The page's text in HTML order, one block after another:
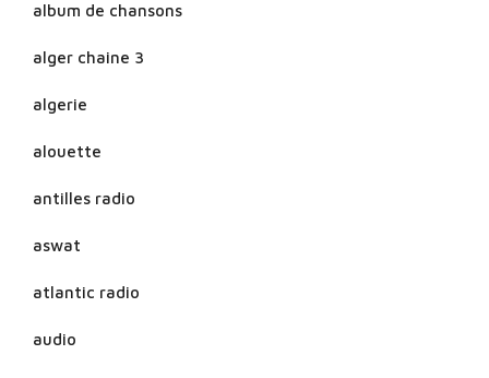
album de chansons
alger chaine 3
algerie
alouette
antilles radio
aswat
atlantic radio
audio